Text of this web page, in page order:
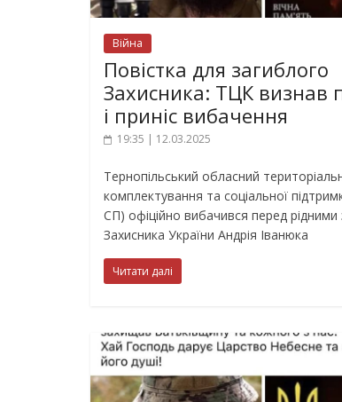
Війна
Повістка для загиблого
Захисника: ТЦК визнав
і приніс вибачення
19:35 | 12.03.2025
Тернопільський обласний
комплектування та соціальної
СП) офіційно вибачився перед рідними
Захисника України Андрія Іванюка
Читати далі